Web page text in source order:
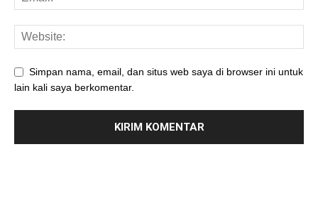
Simpan nama, email, dan situs web saya di browser ini untuk
lain kali saya berkomentar.